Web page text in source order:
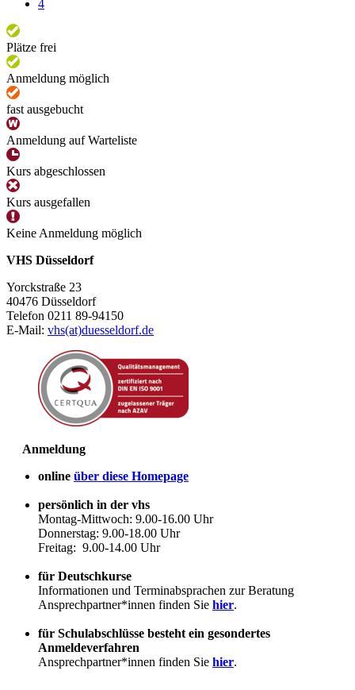
4
Plätze frei
Anmeldung möglich
fast ausgebucht
Anmeldung auf Warteliste
Kurs abgeschlossen
Kurs ausgefallen
Keine Anmeldung möglich
VHS Düsseldorf
Yorckstraße 23
40476 Düsseldorf
Telefon 0211 89-94150
E-Mail: vhs(at)duesseldorf.de
Anmeldung
online über diese Homepage
persönlich in der vhs
Montag-Mittwoch: 9.00-16.00 Uhr
Donnerstag: 9.00-18.00 Uhr
Freitag: 9.00-14.00 Uhr
für Deutschkurse
Informationen und Terminabsprachen zur Beratung
Ansprechpartner*innen finden Sie hier.
für Schulabschlüsse besteht ein gesondertes
Anmeldeverfahren
Ansprechpartner*innen finden Sie hier.